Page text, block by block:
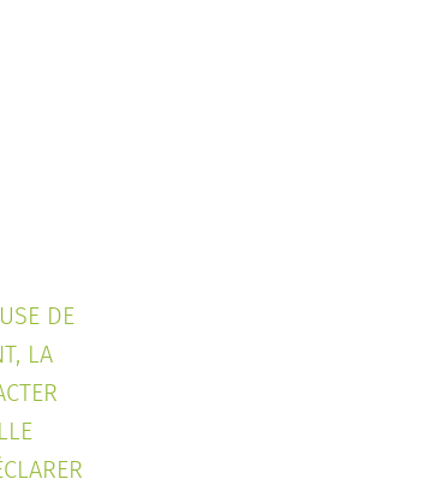
DE
LA